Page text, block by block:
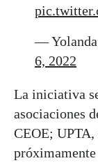
— Yolanda
6, 2022
La iniciativa
asociaciones
CEOE;